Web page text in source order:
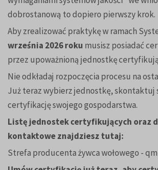
dobrostanową to dopiero pierwszy krok.
Aby zrealizować praktykę w ramach
września 2026 roku musisz posiadać
przez upoważnioną jednostkę
Nie odkładaj rozpoczęcia procesu na
Już teraz wybierz jednostkę, skontaktuj
certyfikację swojego gospodarstwa.
Listę jednostek certyfikujących oraz
kontaktowe znajdziesz tutaj:
Strefa producenta żywca wołowego -